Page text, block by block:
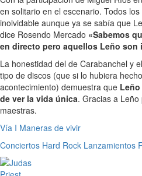
en solitario en el escenario. Todos
inolvidable aunque ya se sabía que
dice Rosendo Mercado «Sabemos
en directo pero aquellos Leño son
La honestidad del de Carabanchel y
tipo de discos (que si lo hubiera
acontecimiento) demuestra que
de ver la vida única. Gracias a
maestras.
Vía I Maneras de vivir
Conciertos Hard Rock Lanzamientos